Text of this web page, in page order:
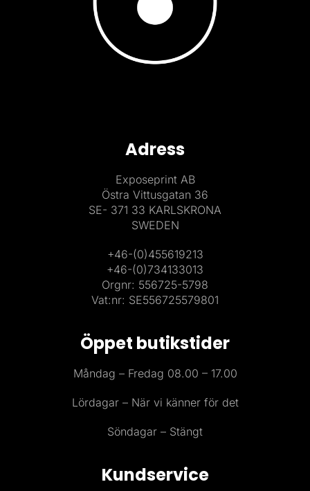
Adress
Exposeprint AB
Östra Vittusgatan 36
SE- 371 33 KARLSKRONA
SWEDEN
+46-(0)455619213
+46-(0)734133013
Orgnr: 556725-5798
Vat:nr: SE556725579801
Öppet butikstider
Måndag – Fredag 08.00 – 17.00
Lördagar – När vi känner för det
Söndagar – Stängt
Kundservice